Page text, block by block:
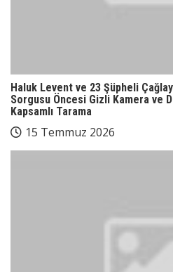
Haluk Levent ve 23 Şüpheli
Sorgusu Öncesi Gizli Kamera ve
Kapsamlı Tarama
15 Temmuz 2026